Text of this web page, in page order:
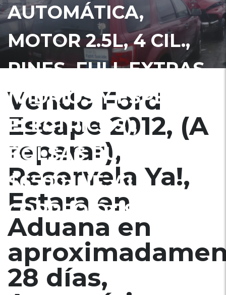
AUTOMÁTICA,
MOTOR 2.5L, 4 CIL.,
RINES, FULL EXTRAS
(VIDRIOS Y ESPEJOS
ELÉCTRICOS),
BOLSAS BUENAS,
$6500 INF. AL
CORREO Ó 79278982
Vendo Ford
Escape 2012, (A
reparar),
Reservela Ya!,
Estara en
Aduana en
28 días,